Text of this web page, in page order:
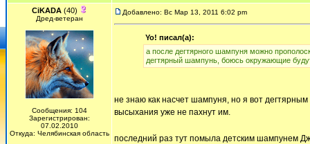
CiKADA (40)
Дред-ветеран
Сообщения: 104
Зарегистрирован:
07.02.2010
Откуда: Челябинская область
Добавлено: Вс Мар 13, 2011 6:02 pm
Yo! писал(а):
а после дегтярного шампуня можно
дегтярный шампунь, боюсь окружающие
не знаю как насчет шампуня, но я вот
высыхания уже не пахнут им.
последний раз тут помыла детским шампунем